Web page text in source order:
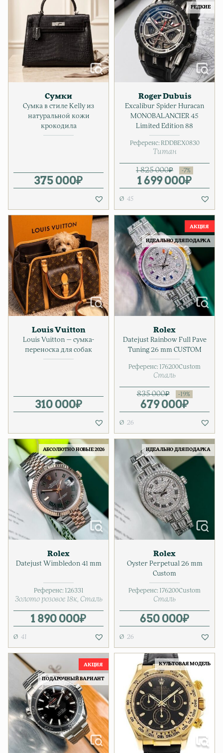
Сумки
Сумка в стиле Kelly из
натуральной кожи
крокодила
375 000₽
РЕДКИЕ
Roger Dubuis
Excalibur Spider Huracan
MONOBALANCIER 45
Limited Edition 88
Референс: RDDBEX0830
Титан
1 825 000₽
1 699 000₽
Текущая
45
Louis Vuitton
Louis Vuitton — сумка-
переноска для собак
310 000₽
ИДЕАЛЬНО ДЛЯ ПОДАРКА
Rolex
Datejust Rainbow Full Pave
Tuning 26 mm CUSTOM
Референс: 176200Custom
Сталь
835 000₽
679 000₽
Текущая
26
АБСОЛЮТНО НОВЫЕ 2026
Rolex
Datejust Wimbledon 41 mm
Референс: 126331
Золото розовое 18к Сталь
1 890 000₽
41
ИДЕАЛЬНО ДЛЯ ПОДАРКА
Rolex
Oyster Perpetual 26 mm
Custom
Референс: 176200Custom
Сталь
650 000₽
26
ПОДАРОЧНЫЙ ВАРИАНТ
КУЛЬТОВАЯ МОДЕЛЬ